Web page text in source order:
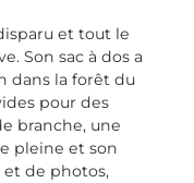
et tout le
Son sac à dos a
dans la forêt du
pour des
branche, une
pleine et son
de photos,